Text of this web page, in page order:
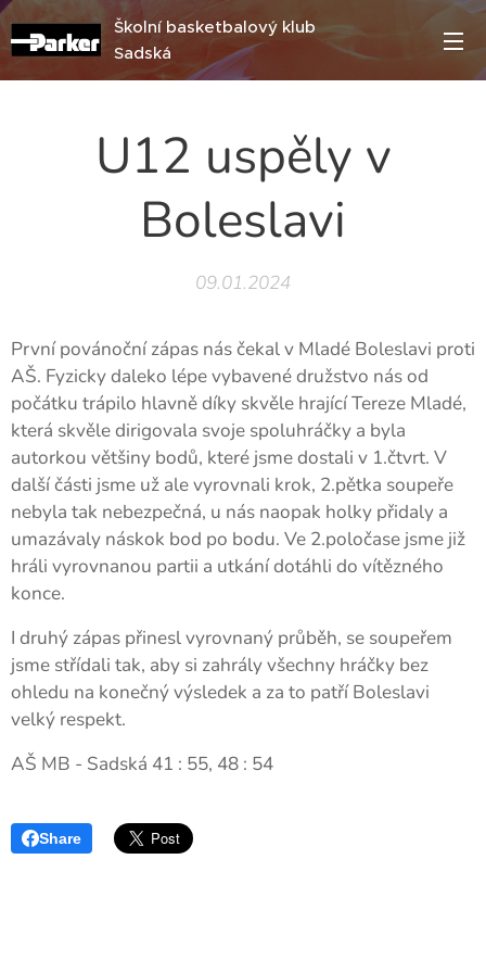
Školní basketbalový klub
Sadská
U12 uspěly v
Boleslavi
09.01.2024
První povánoční zápas nás čekal v Mladé Boleslavi proti
AŠ. Fyzicky daleko lépe vybavené družstvo nás od
počátku trápilo hlavně díky skvěle hrající Tereze Mladé,
která skvěle dirigovala svoje spoluhráčky a byla
autorkou většiny bodů, které jsme dostali v 1.čtvrt. V
další části jsme už ale vyrovnali krok, 2.pětka soupeře
nebyla tak nebezpečná, u nás naopak holky přidaly a
umazávaly náskok bod po bodu. Ve 2.poločase jsme již
hráli vyrovnanou partii a utkání dotáhli do vítězného
konce.
I druhý zápas přinesl vyrovnaný průběh, se soupeřem
jsme střídali tak, aby si zahrály všechny hráčky bez
ohledu na konečný výsledek a za to patří Boleslavi
velký respekt.
AŠ MB - Sadská 41 : 55, 48 : 54
Share